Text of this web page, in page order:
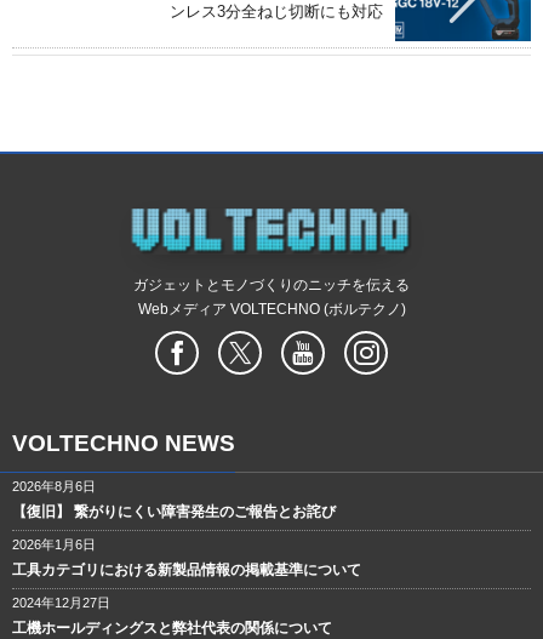
ンレス3分全ねじ切断にも対応
ガジェットとモノづくりのニッチを伝える
Webメディア VOLTECHNO (ボルテクノ)
VOLTECHNO NEWS
2026年8月6日
【復旧】 繋がりにくい障害発生のご報告とお詫び
2026年1月6日
工具カテゴリにおける新製品情報の掲載基準について
2024年12月27日
工機ホールディングスと弊社代表の関係について